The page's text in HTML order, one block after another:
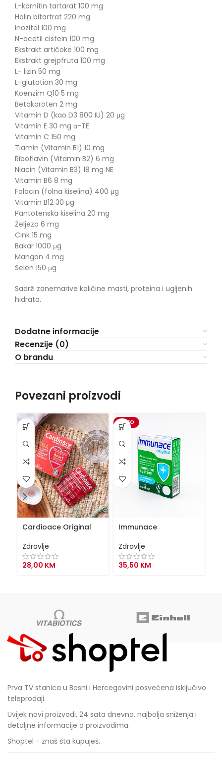
L-karnitin tartarat 100 mg
Holin bitartrat 220 mg
Inozitol 100 mg
N-acetil cistein 100 mg
Ekstrakt artičoke 100 mg
Ekstrakt grejpfruta 100 mg
L- lizin 50 mg
L-glutation 30 mg
Koenzim Q10 5 mg
Betakaroten 2 mg
Vitamin D (kao D3 800 IU) 20 μg
Vitamin E 30 mg α-TE
Vitamin C 150 mg
Tiamin (Vitamin B1) 10 mg
Riboflavin (Vitamin B2) 6 mg
Niacin (Vitamin B3) 18 mg NE
Vitamin B6 8 mg
Folacin (folna kiselina) 400 μg
Vitamin B12 30 μg
Pantotenska kiselina 20 mg
Željezo 6 mg
Cink 15 mg
Bakar 1000 μg
Mangan 4 mg
Selen 150 μg
Sadrži zanemarive količine masti, proteina i ugljenih
hidrata.
Dodatne informacije
Recenzije (0)
O brandu
Povezani proizvodi
Cardioace Original
Zdravlje
28,00 KM
VIDEO
Immunace
Zdravlje
35,50 KM
Prva TV stanica u Bosni i Hercegovini posvećena isključivo
teleprodaji.
Uvijek novi proizvodi, 24 sata dnevno, najbolja sniženja i
detaljne informacije o proizvodima.
Shoptel - znaš šta kupuješ.